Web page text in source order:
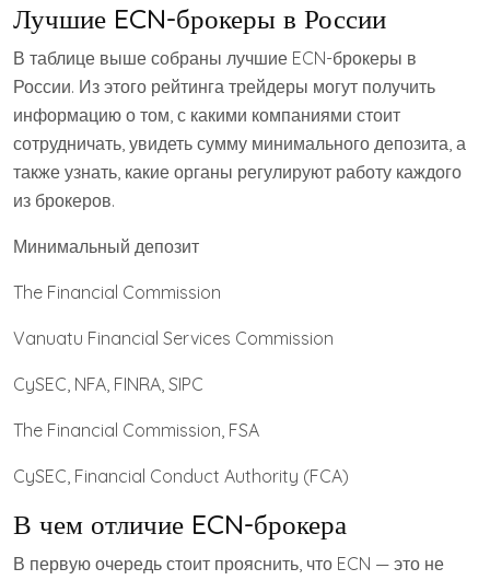
Лучшие ECN-брокеры в России
В таблице выше собраны лучшие ECN-брокеры в
России. Из этого рейтинга трейдеры могут получить
информацию о том, с какими компаниями стоит
сотрудничать, увидеть сумму минимального депозита, а
также узнать, какие органы регулируют работу каждого
из брокеров.
Минимальный депозит
The Financial Commission
Vanuatu Financial Services Commission
CySEC, NFA, FINRA, SIPC
The Financial Commission, FSA
CySEC, Financial Conduct Authority (FCA)
В чем отличие ECN-брокера
В первую очередь стоит прояснить, что ECN — это не